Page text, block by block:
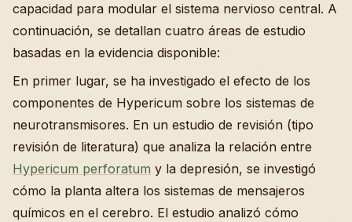
capacidad para modular el sistema nervioso central. A
continuación, se detallan cuatro áreas de estudio
basadas en la evidencia disponible:
En primer lugar, se ha investigado el efecto de los
componentes de Hypericum sobre los sistemas de
neurotransmisores. En un estudio de revisión (tipo
revisión de literatura) que analiza la relación entre
Hypericum perforatum y la depresión, se investigó
cómo la planta altera los sistemas de mensajeros
químicos en el cerebro. El estudio analizó cómo